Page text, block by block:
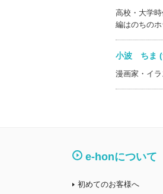
高校・大学
編はのちの
小波 ちま
漫画家・イ
e-honについて
初めてのお客様へ